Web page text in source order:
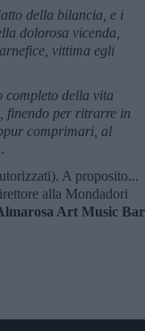
della bilancia, e i
dolorosa vicenda,
vittima egli
completo della vita
finendo per ritrarre in
comprimari, al
A proposito...
alla Mondadori
Art Music Bar